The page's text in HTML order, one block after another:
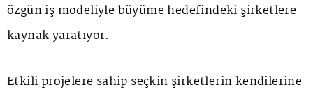
özgün iş modeliyle büyüme hedefindeki şirketlere
kaynak yaratıyor.
Etkili projelere sahip seçkin şirketlerin kendilerine